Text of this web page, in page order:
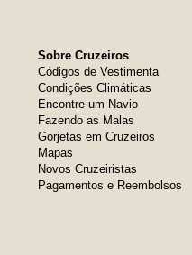
Sobre Cruzeiros
Códigos de Vestimenta
Condições Climáticas
Encontre um Navio
Fazendo as Malas
Gorjetas em Cruzeiros
Mapas
Novos Cruzeiristas
Pagamentos e Reembolsos